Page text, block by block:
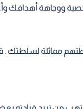
ووجاهة أهدافك
مماثلة لسلطتك .